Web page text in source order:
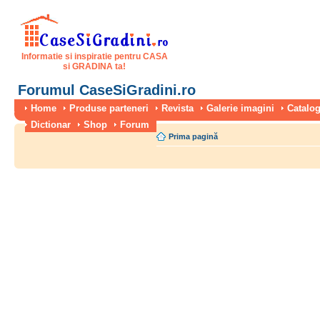
Informatie si inspiratie pentru CASA
si GRADINA ta!
Forumul CaseSiGradini.ro
Home Produse parteneri Revista Galerie imagini
Dictionar
Shop Forum
Prima pagină